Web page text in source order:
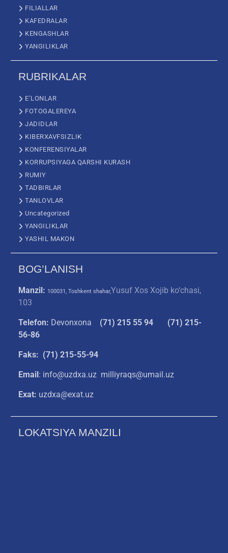
FILIALLAR
KAFEDRALAR
KENGASHLAR
YANGILIKLAR
RUBRIKALAR
E’LONLAR
FOTOGALEREYA
JADIDLAR
KIBERXAVFSIZLIK
KONFERENSIYALAR
KORRUPSIYAGA QARSHI KURASH
RUMIY
TADBIRLAR
TANLOVLAR
Uncategorized
YANGILIKLAR
YASHIL MAKON
BOG’LANISH
Manzil: 100031, Toshkent shahar,Yusuf Xos Xojib ko‘chasi,
103
Telefon: Devonxona (71) 215 55 94
(71) 215-
56-86
Faks: (71) 215-55-94
Email: info@uzdxa.uz milliyraqs@umail.uz
Exat: uzdxa@exat.uz
LOKATSIYA MANZILI